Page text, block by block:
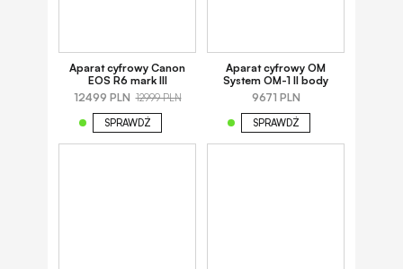
Aparat cyfrowy Canon
EOS R6 mark III
12499 PLN 12999 PLN
SPRAWDŹ
Aparat cyfrowy OM
System OM-1 II body
9671 PLN
SPRAWDŹ